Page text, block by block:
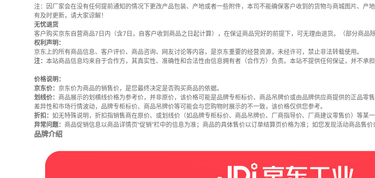
注：因厂家会在没有任何提前通知的情况下更改产品包装、产地或者一些附件，本司不能确保客户收到的货物与商城图片、
有及时更新，请大家谅解！
无忧退货
客户购买京东自营商品7日内（含7日，自客户收到商品之日起计算），在保证商品完好的前提下，可无理由退货。（部分商品
权利声明：
京东上的所有商品信息、客户评价、商品咨询、网友讨论等内容，是京东重要的经营资源，未经许可，禁止非法转载使用。
注： 本站商品信息均来自于合作方，其真实性、准确性和合法性由信息拥有者（合作方）负责。本站不提供任何保证，并不承担
价格说明：
京东价： 京东价为商品的销售价，是您最终决定是否购买商品的依据。
划线价： 商品展示的划横线价格为参考价，并非原价，该价格可能是品牌专柜标价、商品吊牌价或由品牌供应商提供的正品
差异性和市场行情波动，品牌专柜标价、商品吊牌价等可能会与您购物时展示的不一致，该价格仅供您参考。
折扣： 如无特殊说明，折扣指销售商在原价、或划线价（如品牌专柜标价、商品吊牌价、厂商指导价、厂商建议零售价）等某
异常问题： 商品促销信息以商品详情页“促销”栏中的信息为准；商品的具体售价以订单结算页价格为准；如您发现活动商品售
品牌介绍